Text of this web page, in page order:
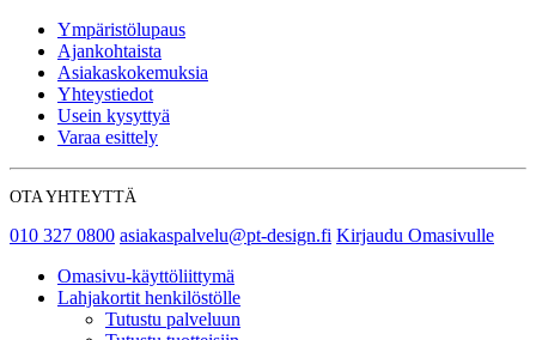
Ympäristölupaus
Ajankohtaista
Asiakaskokemuksia
Yhteystiedot
Usein kysyttyä
Varaa esittely
OTA YHTEYTTÄ
010 327 0800 asiakaspalvelu@pt-design.fi Kirjaudu Omasivulle
Omasivu-käyttöliittymä
Lahjakortit henkilöstölle
Tutustu palveluun